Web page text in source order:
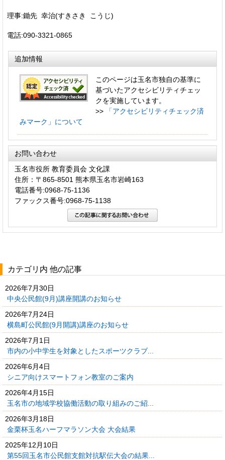
理事:鋤先 幸治(すきさき こうじ)
電話:090-3321-0865
追加情報
このページは玉名市独自の基準に
基づいたアクセシビリティチェッ
クを実施しています。
>>
「アクセシビリティチェック済
みマーク」について
お問い合わせ
玉名市役所 教育委員会 文化課
住所：〒865-8501 熊本県玉名市岩崎163
電話番号:0968-75-1136
ファックス番号:0968-75-1138
カテゴリ内 他の記事
2026年7月30日
中央公民館(9月)講座開講のお知らせ
2026年7月24日
横島町公民館(9月開講)講座のお知らせ
2026年7月1日
市内の小中学生を対象としたスポーツクラブ...
2026年6月4日
シニア向けスマートフォン教室のご案内
2026年4月15日
玉名市の地域学校協働活動の取り組みのご紹...
2026年3月18日
金栗杯玉名ハーフマラソン大会 大会結果
2025年12月10日
第55回玉名市公民館支館対抗駅伝大会の結果...